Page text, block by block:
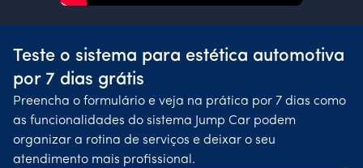
Teste o sistema para estética automotiva
por 7 dias grátis
Preencha o formulário e veja na prática por 7 dias como
as funcionalidades do sistema Jump Car podem
organizar a rotina de serviços e deixar o seu
atendimento mais profissional.